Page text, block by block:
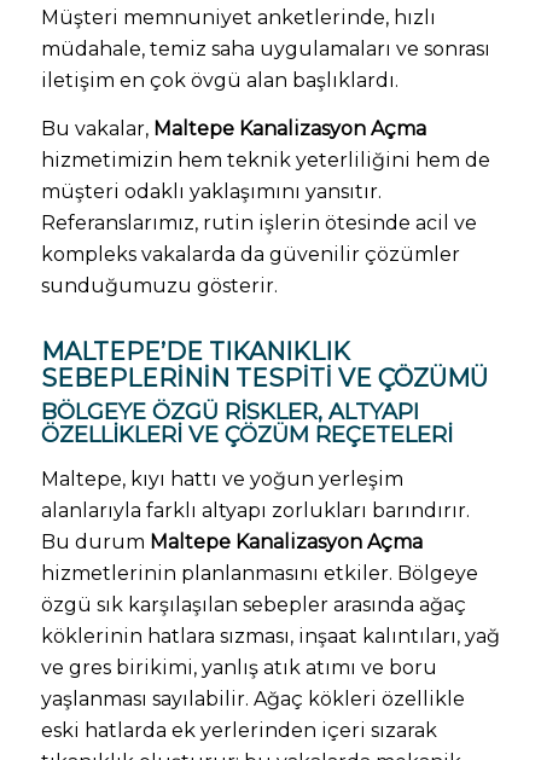
Müşteri memnuniyet anketlerinde, hızlı
müdahale, temiz saha uygulamaları ve sonrası
iletişim en çok övgü alan başlıklardı.
Bu vakalar, Maltepe Kanalizasyon Açma
hizmetimizin hem teknik yeterliliğini hem de
müşteri odaklı yaklaşımını yansıtır.
Referanslarımız, rutin işlerin ötesinde acil ve
kompleks vakalarda da güvenilir çözümler
sunduğumuzu gösterir.
MALTEPE’DE TIKANIKLIK
SEBEPLERININ TESPITI VE ÇÖZÜMÜ
BÖLGEYE ÖZGÜ RISKLER, ALTYAPI
ÖZELLIKLERI VE ÇÖZÜM REÇETELERI
Maltepe, kıyı hattı ve yoğun yerleşim
alanlarıyla farklı altyapı zorlukları barındırır.
Bu durum Maltepe Kanalizasyon Açma
hizmetlerinin planlanmasını etkiler. Bölgeye
özgü sık karşılaşılan sebepler arasında ağaç
köklerinin hatlara sızması, inşaat kalıntıları, yağ
ve gres birikimi, yanlış atık atımı ve boru
yaşlanması sayılabilir. Ağaç kökleri özellikle
eski hatlarda ek yerlerinden içeri sızarak